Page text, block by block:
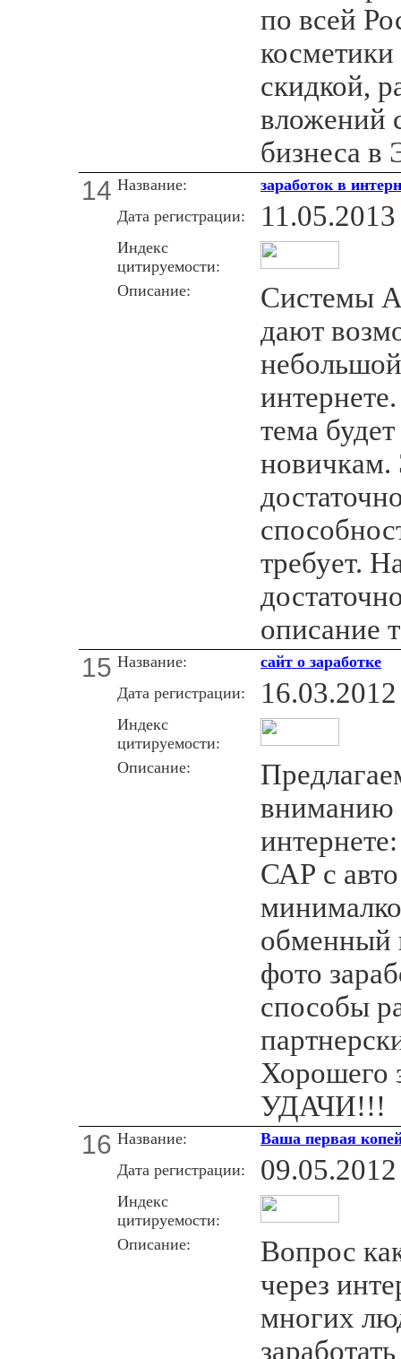
по всей
скидкой,
вложений
бизнеса в
14 Название:
заработок в
Дата регистрации:
11.05.2013
Индекс
цитируемости:
Описание:
Системы
дают
тема
новичкам.
требует.
описание
15 Название:
сайт о заработке
Дата регистрации:
16.03.2012
Индекс
цитируемости:
Описание:
вниманию
интернете:
САР с
обменный
фото
способы
Хорошего
УДАЧИ!!!
16 Название:
Ваша первая
Дата регистрации:
09.05.2012
Индекс
цитируемости:
Описание:
Вопрос
через
многих